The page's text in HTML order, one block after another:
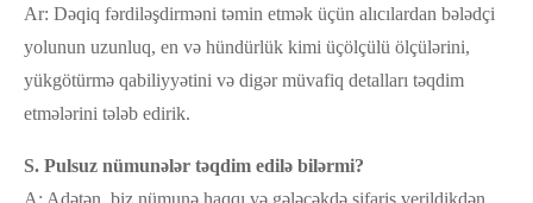
Ar: Dəqiq fərdiləşdirməni təmin etmək üçün alıcılardan bələdçi
yolunun uzunluq, en və hündürlük kimi üçölçülü ölçülərini,
yükgötürmə qabiliyyətini və digər müvafiq detalları təqdim
etmələrini tələb edirik.
S. Pulsuz nümunələr təqdim edilə bilərmi?